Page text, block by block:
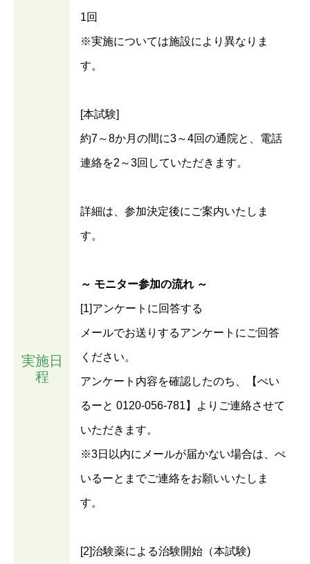
実施日
程
1回
※実施については施設により異なりま
す。
[本試験]
約7～8か月の間に3～4回の通院と、電話
連絡を2～3回していただきます。
詳細は、参加決定後にご案内いたしま
す。
～ モニター参加の流れ ～
[1]アンケートに回答する
メールでお送りするアンケートにご回答
ください。
アンケート内容を確認したのち、【ぺい
るーと 0120-056-781】よりご連絡させて
いただきます。
※3日以内にメールが届かない場合は、ぺ
いるーとまでご連絡をお願いいたしま
す。
[2]治験薬による治験開始（本試験)